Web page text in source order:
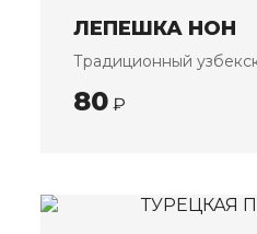
ЛЕПЕШКА НОН
Традиционный
80 ₽